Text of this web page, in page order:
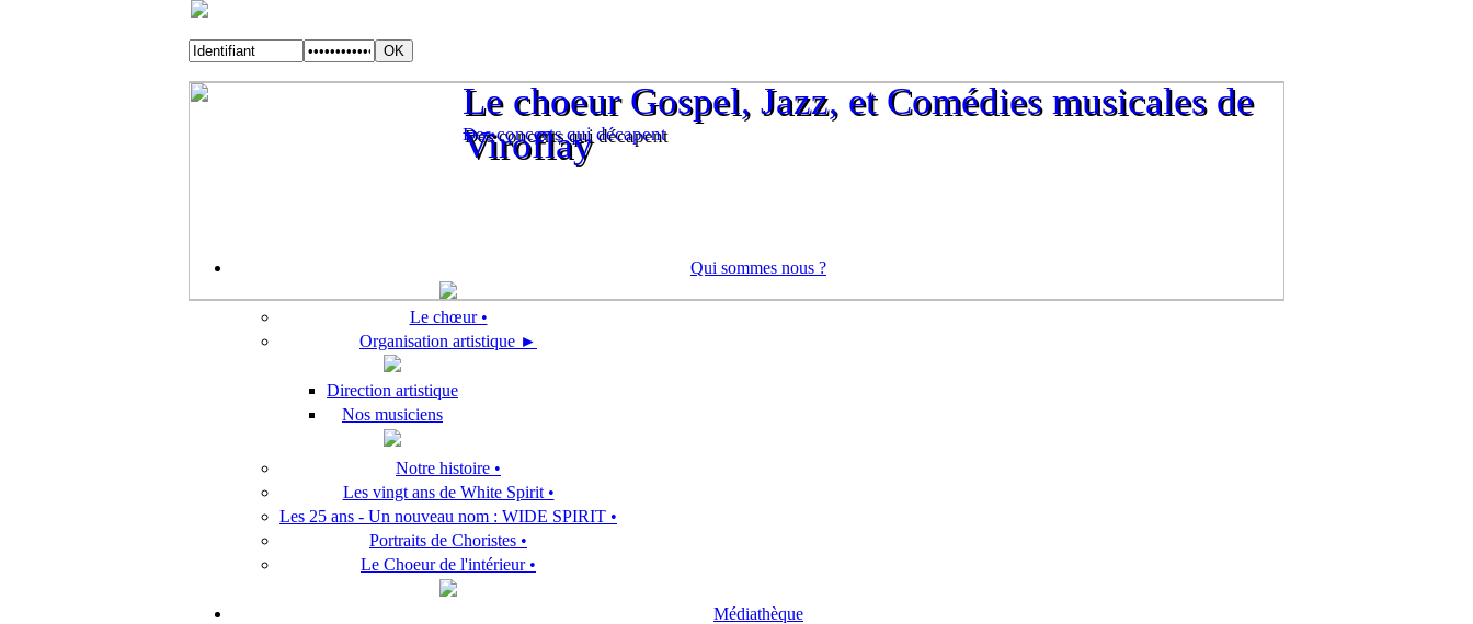
Des concerts qui décapent
Le choeur Gospel, Jazz, et Comédies musicales de
Viroflay
Des concerts qui décapent
Le choeur Gospel, Jazz, et Comédies musicales de
Viroflay
Qui sommes nous ?
Le chœur •
Organisation artistique ►
Direction artistique
Nos musiciens
Notre histoire •
Les vingt ans de White Spirit •
Les 25 ans - Un nouveau nom : WIDE SPIRIT •
Portraits de Choristes •
Le Choeur de l'intérieur •
Médiathèque